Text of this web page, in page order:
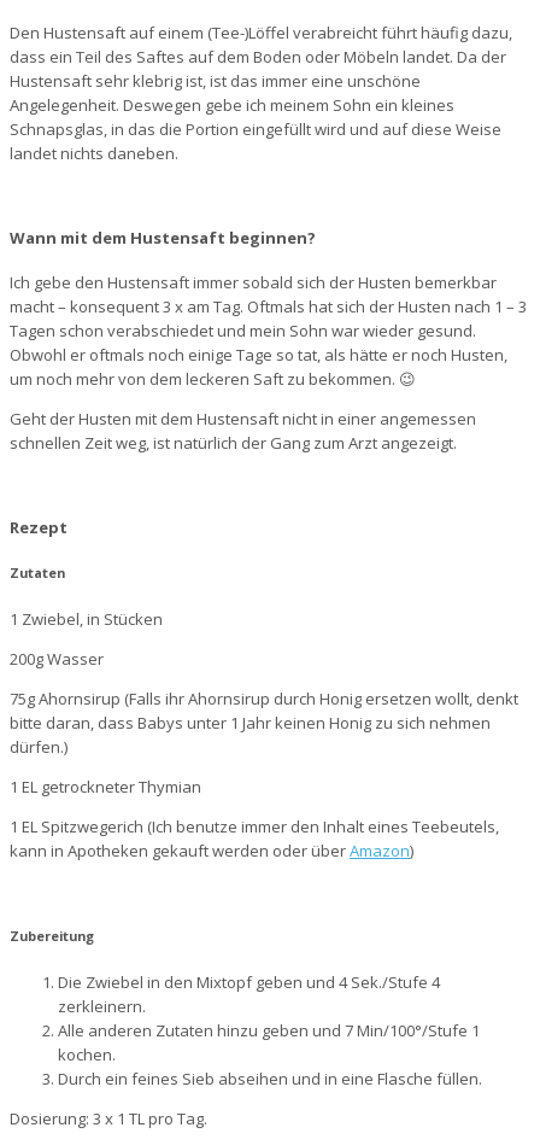
Den Hustensaft auf einem (Tee-)Löffel verabreicht führt häufig dazu,
dass ein Teil des Saftes auf dem Boden oder Möbeln landet. Da der
Hustensaft sehr klebrig ist, ist das immer eine unschöne
Angelegenheit. Deswegen gebe ich meinem Sohn ein kleines
Schnapsglas, in das die Portion eingefüllt wird und auf diese Weise
landet nichts daneben.
Wann mit dem Hustensaft beginnen?
Ich gebe den Hustensaft immer sobald sich der Husten bemerkbar
macht – konsequent 3 x am Tag. Oftmals hat sich der Husten nach 1 – 3
Tagen schon verabschiedet und mein Sohn war wieder gesund.
Obwohl er oftmals noch einige Tage so tat, als hätte er noch Husten,
um noch mehr von dem leckeren Saft zu bekommen. 😉
Geht der Husten mit dem Hustensaft nicht in einer angemessen
schnellen Zeit weg, ist natürlich der Gang zum Arzt angezeigt.
Rezept
Zutaten
1 Zwiebel, in Stücken
200g Wasser
75g Ahornsirup (Falls ihr Ahornsirup durch Honig ersetzen wollt, denkt
bitte daran, dass Babys unter 1 Jahr keinen Honig zu sich nehmen
dürfen.)
1 EL getrockneter Thymian
1 EL Spitzwegerich (Ich benutze immer den Inhalt eines Teebeutels,
kann in Apotheken gekauft werden oder überAmazon)
Zubereitung
Die Zwiebel in den Mixtopf geben und 4 Sek./Stufe 4
zerkleinern.
Alle anderen Zutaten hinzu geben und 7 Min/100°/Stufe 1
kochen.
Durch ein feines Sieb abseihen und in eine Flasche füllen.
Dosierung: 3 x 1 TL pro Tag.